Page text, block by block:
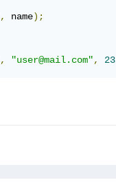
, name);
, "user@mail.com", 23